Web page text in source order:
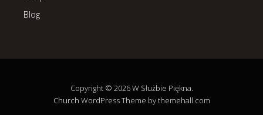
Blog
Copyright © 2026 W Służbie Piękna.
Church WordPress Theme by themehall.com